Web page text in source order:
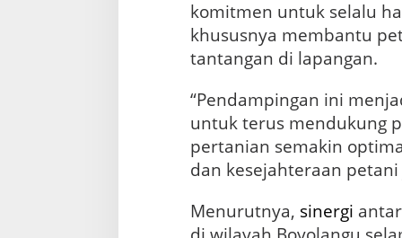
komitmen untuk selalu
khususnya membantu
tantangan di lapangan.
“Pendampingan ini
untuk terus mendukung
pertanian semakin
dan kesejahteraan
Menurutnya, sinergi